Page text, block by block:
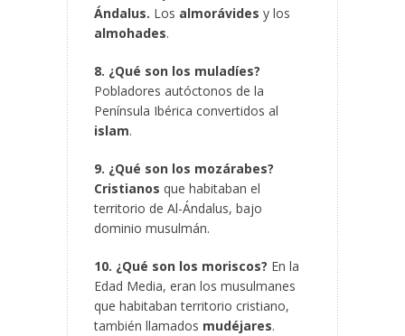
Ándalus. Los almorávides y los
almohades.
8. ¿Qué son los muladíes?
Pobladores autóctonos de la
Península Ibérica convertidos al
islam.
9. ¿Qué son los mozárabes?
Cristianos que habitaban el
territorio de Al-Ándalus, bajo
dominio musulmán.
10. ¿Qué son los moriscos? En la
Edad Media, eran los musulmanes
que habitaban territorio cristiano,
también llamados mudéjares.